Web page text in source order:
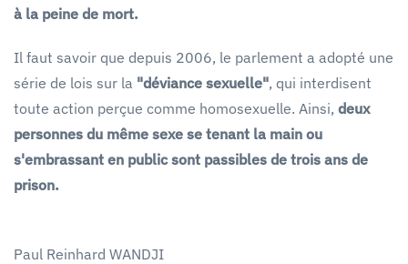
à la peine de mort.
Il faut savoir que depuis 2006, le parlement a adopté une
série de lois sur la "déviance sexuelle", qui interdisent
toute action perçue comme homosexuelle. Ainsi, deux
personnes du même sexe se tenant la main ou
s'embrassant en public sont passibles de trois ans de
prison.
Paul Reinhard WANDJI